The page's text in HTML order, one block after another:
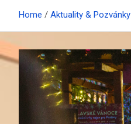
Home Aktuality & Pozvánky